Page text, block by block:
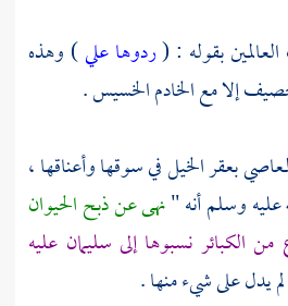
بقوله : (ردوها علي) وهذه
إلا مع الخادم الخسيس .
بعقر الخيل في سوقها وأعناقها ،
وسلم أنه "نهى عن ذبح الحيوان
من الكبائر نسبوها إلى سليمان عليه
يدل على شيء منها .